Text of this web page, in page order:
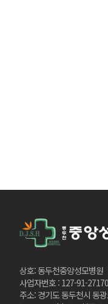
상호: 동두천중앙성모병
사업자번호 : 127-91-27170
주소: 경기도 동두천시 동